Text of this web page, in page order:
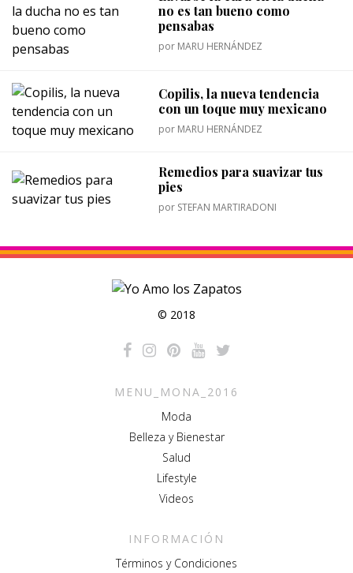
no es tan bueno como
pensabas
por MARU HERNÁNDEZ
Copilis, la nueva tendencia
con un toque muy mexicano
por MARU HERNÁNDEZ
Remedios para suavizar tus
pies
por STEFAN MARTIRADONI
© 2018
MENU_MONA_2016
Moda
Belleza y Bienestar
Salud
Lifestyle
Videos
INFORMACIÓN
Términos y Condiciones